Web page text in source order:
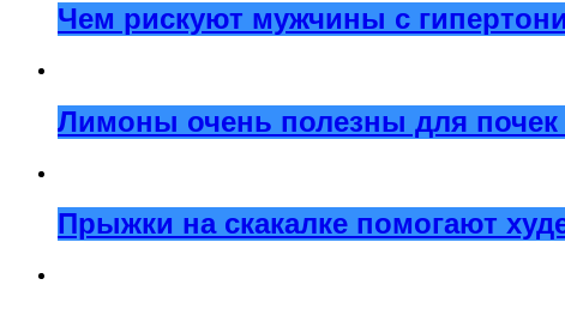
Чем рискуют мужчины с
Лимоны очень полезны для почек
Прыжки на скакалке помогают